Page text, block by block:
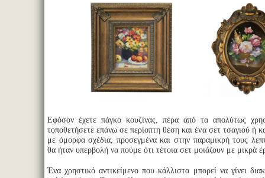
Εφόσον έχετε πάγκο κουζίνας, πέρα από τα απολύτως
τοποθετήσετε επάνω σε περίοπτη θέση και ένα σετ τσαγιού ή
με όμορφα σχέδια, προσεγμένα και στην παραμικρή τους
θα ήταν υπερβολή να πούμε ότι τέτοια σετ μοιάζουν με μικρά
Ένα χρηστικό αντικείμενο που κάλλιστα μπορεί να γίνει